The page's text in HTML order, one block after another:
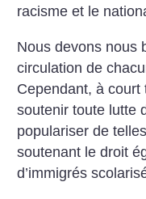
racisme et le
Nous devons nous
circulation de
Cependant, à
soutenir toute lutte
populariser de
soutenant le droit
d’immigrés